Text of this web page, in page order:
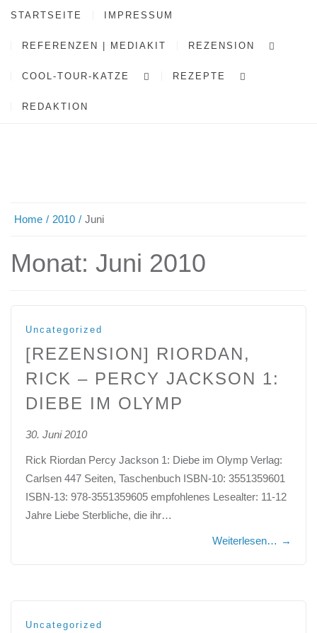
STARTSEITE IMPRESSUM
REFERENZEN | MEDIAKIT REZENSION
COOL-TOUR-KATZE REZEPTE
REDAKTION
Home 2010 Juni
Monat: Juni 2010
Uncategorized
[REZENSION] RIORDAN,
RICK – PERCY JACKSON 1:
DIEBE IM OLYMP
30. Juni 2010
Rick Riordan Percy Jackson 1: Diebe im Olymp Verlag:
Carlsen 447 Seiten, Taschenbuch ISBN-10: 3551359601
ISBN-13: 978-3551359605 empfohlenes Lesealter: 11-12
Jahre Liebe Sterbliche, die ihr…
Weiterlesen… →
Uncategorized